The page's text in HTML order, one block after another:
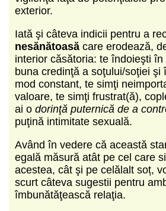
exterior.
Iată şi câteva indicii pentru a
nesănătoasă care erodează,
interior căsătoria: te îndoieşti
buna credinţă a soţului/soţiei şi
mod constant, te simţi
valoare, te simţi frustrat(ă),
ai o dorinţă puternică de a
puţină intimitate sexuală.
Având în vedere că această
egală măsură atât pe cel care
acestea, cât şi pe celălalt soț,
scurt câteva sugestii pentru
îmbunătăţească relaţia.